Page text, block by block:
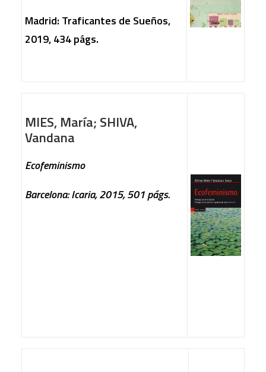
Madrid: Traficantes de Sueños,
2019, 434 págs.
MIES, María; SHIVA,
Vandana
Ecofeminismo
Barcelona: Icaria, 2015, 501 págs.